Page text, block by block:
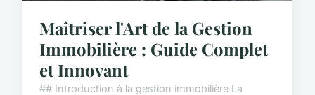
Maîtriser l'Art de la Gestion
Immobilière : Guide Complet
et Innovant
## Introduction à la gestion immobilière La